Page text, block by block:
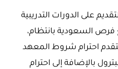
على الدورات التدريبية
فرص السعودية بانتظام،
احترام شروط المعهد
بالإضافة إلى احترام